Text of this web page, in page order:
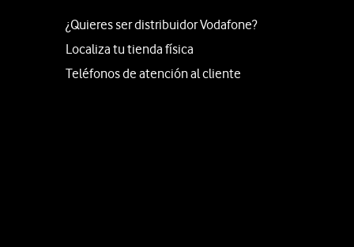
¿Quieres ser distribuidor Vodafone?
Localiza tu tienda física
Teléfonos de atención al cliente